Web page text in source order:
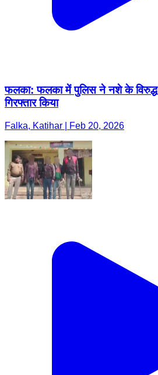
फलका: फलका में पुलिस ने नशे के विरुद्ध
गिरफ्तार किया
Falka, Katihar | Feb 20, 2026